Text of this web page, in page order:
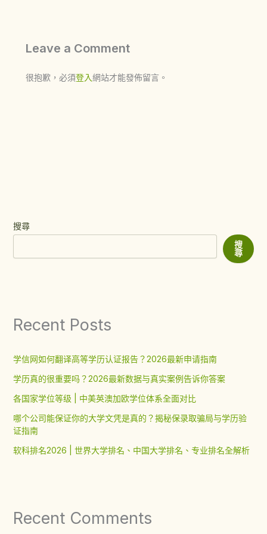
Leave a Comment
很抱歉，必須登入網站才能發佈留言。
搜尋
搜
尋
Recent Posts
学信网如何翻译高等学历认证报告？2026最新申请指南
学历真的很重要吗？2026最新数据与真实案例告诉你答案
各国家学位等级 | 中美英澳加欧学位体系全面对比
哪个公司能保证你的大学文凭是真的？揭秘保录取骗局与学历验
证指南
软科排名2026 | 世界大学排名、中国大学排名、专业排名全解析
Recent Comments